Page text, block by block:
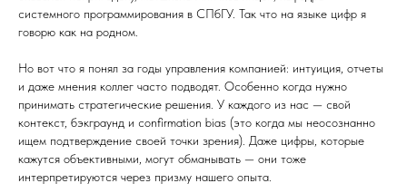
системного программирования в СПбГУ. Так что на языке цифр я
говорю как на родном.
Но вот что я понял за годы управления компанией: интуиция, отчеты
и даже мнения коллег часто подводят. Особенно когда нужно
принимать стратегические решения. У каждого из нас — свой
контекст, бэкграунд и confirmation bias (это когда мы неосознанно
ищем подтверждение своей точки зрения). Даже цифры, которые
кажутся объективными, могут обманывать — они тоже
интерпретируются через призму нашего опыта.